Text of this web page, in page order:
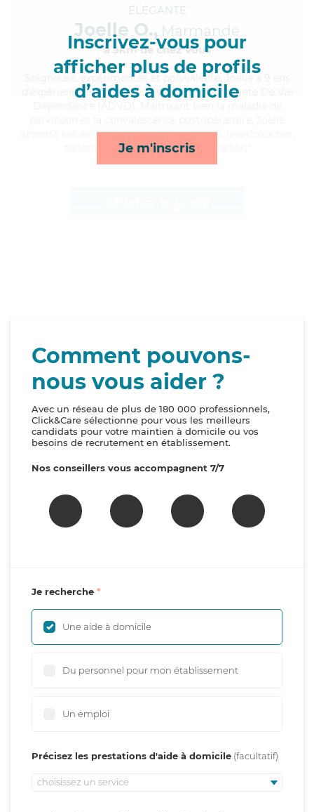
Inscrivez-vous pour
afficher plus de profils
d’aides à domicile
Je m'inscris
ÉLÉGANTE
Joelle O., Marmande
à 5km de chez Vous
, expérimentée et polyvalente, Joelle a 9 ans
d'expérience et possède un diplôme d'Assistante De Vie
apporte ses services de lessive/repassage, lever/coucher,
toilette/habillage et courses/livraison*
Comment pouvons-
nous vous aider ?
Avec un réseau de plus de 180 000 professionnels,
Click&Care sélectionne pour vous les meilleurs
candidats pour votre maintien à domicile ou vos
besoins de recrutement en établissement.
Nos conseillers vous accompagnent 7/7
Je recherche
Une aide à domicile
Du personnel pour mon établissement
Un emploi
Précisez les prestations d'aide à domicile
choisissez un service